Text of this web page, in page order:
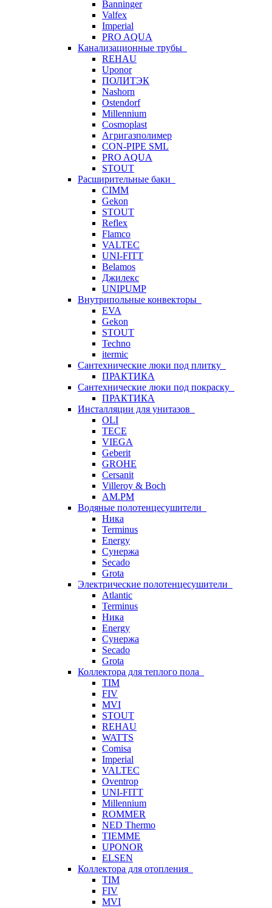
Banninger
Valfex
Imperial
PRO AQUA
Канализационные трубы
REHAU
Uponor
ПОЛИТЭК
Nashorn
Ostendorf
Millennium
Cosmoplast
Агригазполимер
CON-PIPE SML
PRO AQUA
STOUT
Расширительные баки
CIMM
Gekon
STOUT
Reflex
Flamco
VALTEC
UNI-FITT
Belamos
Джилекс
UNIPUMP
Внутрипольные конвекторы
EVA
Gekon
STOUT
Techno
itermic
Сантехнические люки под плитку
ПРАКТИКА
Сантехнические люки под покраску
ПРАКТИКА
Инсталляции для унитазов
OLI
TECE
VIEGA
Geberit
GROHE
Cersanit
Villeroy & Boch
AM.PM
Водяные полотенцесушители
Ника
Terminus
Energy
Сунержа
Secado
Grota
Электрические полотенцесушители
Atlantic
Terminus
Ника
Energy
Сунержа
Secado
Grota
Коллектора для теплого пола
TIM
FIV
MVI
STOUT
REHAU
WATTS
Comisa
Imperial
VALTEC
Oventrop
UNI-FITT
Millennium
ROMMER
NED Thermo
TIEMME
UPONOR
ELSEN
Коллектора для отопления
TIM
FIV
MVI